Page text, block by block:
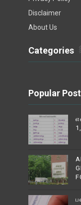
Disclaimer
About Us
Categories
Popular